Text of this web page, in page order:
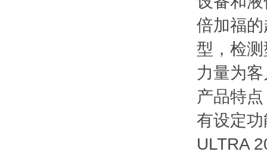
倍加福
型，检
力量为
产品特
有设定
ULTRA